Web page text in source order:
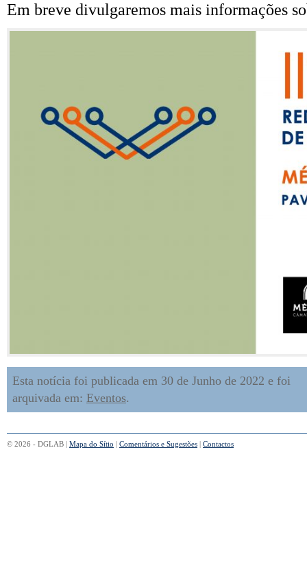
Em breve divulgaremos mais informações
Esta notícia foi publicada em 30 de Junho de 2022 e foi
arquivada em: Eventos.
© 2026 - DGLAB | Mapa do Sítio | Comentários e Sugestões | Contactos